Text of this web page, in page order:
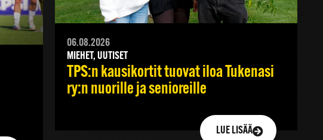
06.08.2026
MIEHET, UUTISET
TPS:n kausikortit tuovat iloa Tukenasi
ry:n nuorille ja senioreille
LUE LISÄÄ